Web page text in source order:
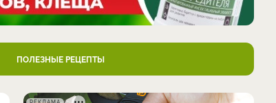
ПОЛЕЗНЫЕ РЕЦЕПТЫ